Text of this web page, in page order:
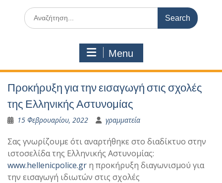
Search
for:
Menu
Προκήρυξη για την εισαγωγή στις σχολές
της Ελληνικής Αστυνομίας
15 Φεβρουαρίου, 2022 γραμματεία
Σας γνωρίζουμε ότι αναρτήθηκε στο διαδίκτυο στην
ιστοσελίδα της Ελληνικής Αστυνομίας:
www.hellenicpolice.gr η προκήρυξη διαγωνισμού για
την εισαγωγή ιδιωτών στις σχολές